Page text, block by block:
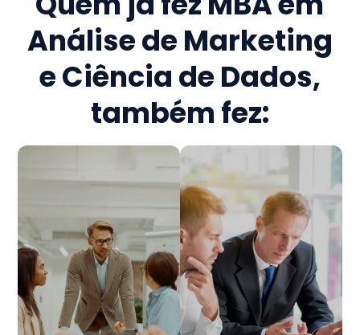
Análise de Marketing
e Ciência de Dados,
também fez: